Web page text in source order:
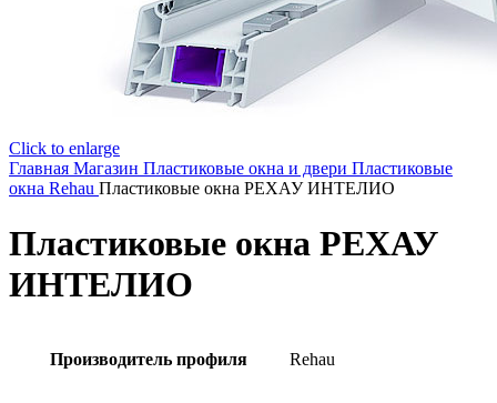
Click to enlarge
Главная Магазин Пластиковые окна и двери Пластиковые
окна Rehau Пластиковые окна РЕХАУ ИНТЕЛИО
Пластиковые окна РЕХАУ
ИНТЕЛИО
Производитель профиля Rehau